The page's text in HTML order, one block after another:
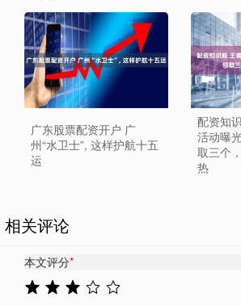
广东股票配资开户 广
州“水卫士”, 这样护航十五
运
配资知
活动曝
取三个
热
相关评论
本文评分*